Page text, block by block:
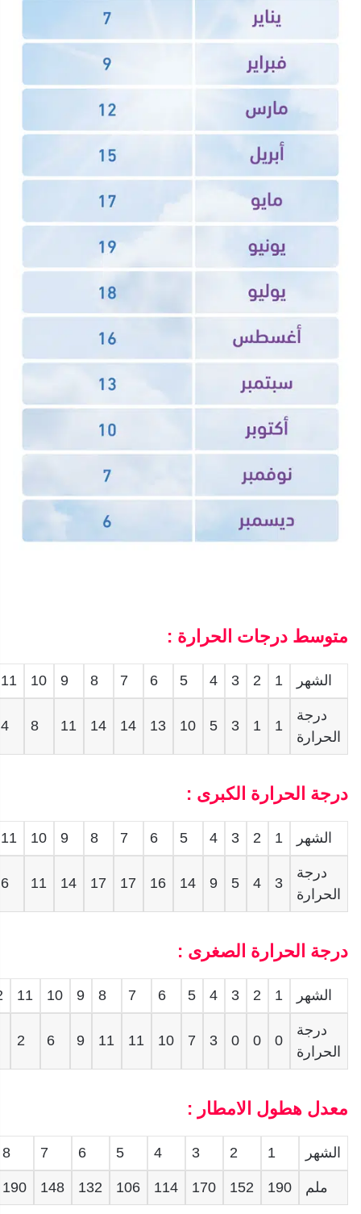
متوسط درجات الحرارة :
الشهر 1
2
3
4
5
6
7
8
9
10
11
درجة
الحرارة
1
1
3
5
10
13
14
14
11
8
4
درجة الحرارة الكبرى :
الشهر 1
2
3
4
5
6
7
8
9
10
11
درجة
الحرارة
3
4
5
9
14
16
17
17
14
11
6
درجة الحرارة الصغرى :
الشهر 1
2
3
4
5
6
7
8
9
10
11
درجة
الحرارة
0
0
0
3
7
10
11
11
9
6
2
معدل هطول الامطار :
الشهر 1
2
3
4
5
6
7
8
ملم 190
152
170
114
106
132
148
190